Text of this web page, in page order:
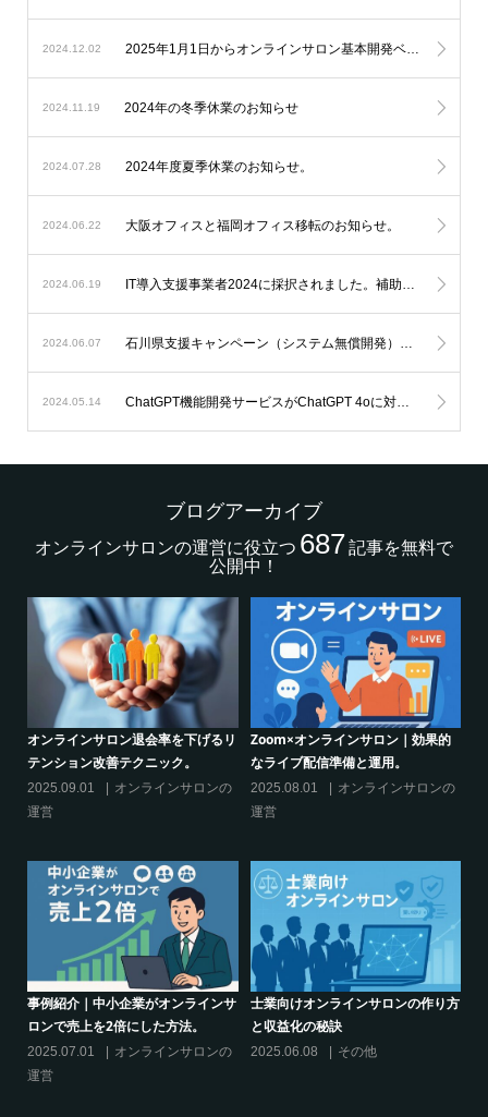
2024.12.02 2025年1月1日からオンラインサロン基本開発ベースシステムの料金改定を実施します。
2024.11.19 2024年の冬季休業のお知らせ
2024.07.28 2024年度夏季休業のお知らせ。
2024.06.22 大阪オフィスと福岡オフィス移転のお知らせ。
2024.06.19 IT導入支援事業者2024に採択されました。補助金を利用したオンラインサロン開発が可能になります。
2024.06.07 石川県支援キャンペーン（システム無償開発）延長のお知らせ。
2024.05.14 ChatGPT機能開発サービスがChatGPT 4oに対応します。
ブログアーカイブ
オンラインサロンの運営に役立つ 687記事を無料で
公開中！
シリーズ連載【運営者のお悩み解
決】ココがポイント！リスキリング
サロン運営必須3箇条
2025.03.27
オンラインサロンでの”学び”がこれ
からのリスキリングを先導すると言
えるこれだけの”理由”
2025.02.27
シリーズ連載【運営者のお悩み解
決】～現存のオンラインサロンをリ
スキリングに活用するには？
クリエイター系オンラインサロンの
話題席巻-”マッシュル”について調べ